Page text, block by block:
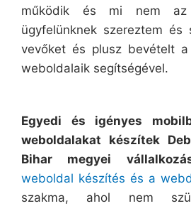
működik és mi nem az
ügyfelünknek szereztem
vevőket és plusz bevételt a
weboldalaik segítségével.
Egyedi és igényes
weboldalakat készítek
Bihar megyei
weboldal készítés és a
szakma, ahol nem